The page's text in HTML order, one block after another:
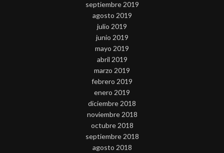
septiembre 2019
agosto 2019
julio 2019
junio 2019
mayo 2019
abril 2019
marzo 2019
febrero 2019
enero 2019
diciembre 2018
noviembre 2018
octubre 2018
septiembre 2018
agosto 2018